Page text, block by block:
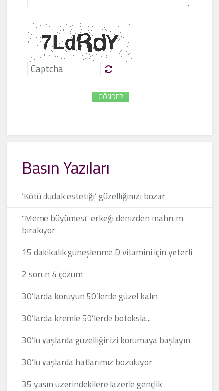
GÖNDER
Basın Yazıları
’Kötü dudak estetiği’ güzelliğinizi bozar
"Meme büyümesi" erkeği denizden mahrum
bırakıyor
15 dakikalık güneşlenme D vitamini için yeterli
2 sorun 4 çözüm
30’larda koruyun 50’lerde güzel kalın
30’larda kremle 50’lerde botoksla...
30’lu yaşlarda güzelliğinizi korumaya başlayın
30’lu yaşlarda hatlarımız bozuluyor
35 yaşın üzerindekilere lazerle gençlik